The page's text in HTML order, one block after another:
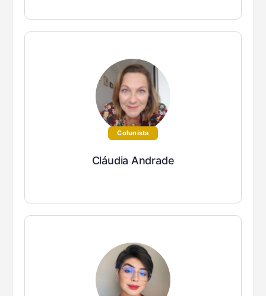
Colunista
Cláudia Andrade